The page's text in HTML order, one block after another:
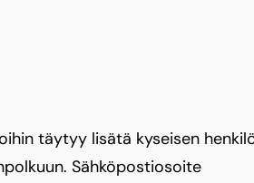
täytyy lisätä kyseisen
Sähköpostiosoite